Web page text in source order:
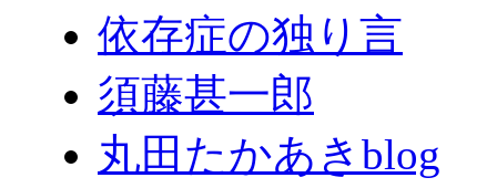
依存症の独り言
須藤甚一郎
丸田たかあきblog